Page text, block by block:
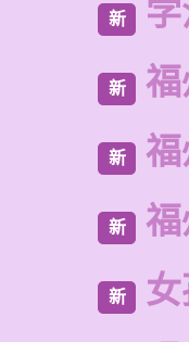
新
新
新
新
新